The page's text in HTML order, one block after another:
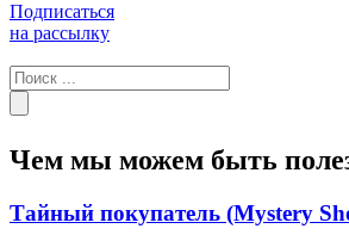
Подписаться
на рассылку
Чем мы можем быть
Тайный покупатель (Mystery